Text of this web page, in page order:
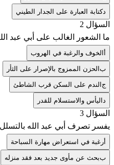
دكتابة العبارة على الجدار الطيني
السؤال 2
ما الشعور الغالب على أبي عبد
أ الخوف والرغبة في الهروب
ب الحزن الممزوج بالإصرار على الثأر
ج الندم على السكن قرب الشاطئ
د اليأس والاستسلام للقدر
السؤال 3
يفسر تصرف أبي عبد الله بالتسلل
أرغبة في استعراض مهارة السباحة
ببحث عن مأوى جديد بعد فقد منزله